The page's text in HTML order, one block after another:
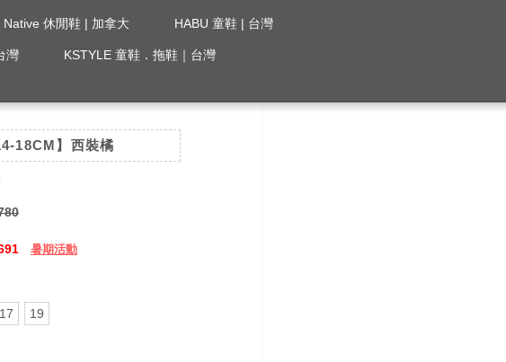
Native 休閒鞋 | 加拿大 HABU 童鞋 | 台灣
灣 KSTYLE 童鞋．拖鞋｜台灣
18CM】西裝橘
暑期活動
17 19